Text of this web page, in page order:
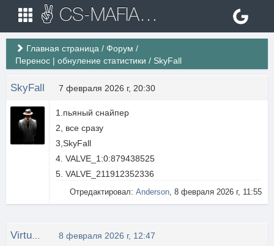
✌ CS-MAFIA.RU ✌ Игровые сервера Counter Strike 1.6
Главная страница / Форум /
Перенос | обнуление статистики / SkyFall
SkyFall 7 февраля 2026 г, 20:30
1.пьяный снайпер
2, все сразу
3,SkyFall
4. VALVE_1:0:879438525
5. VALVE_211912352336
Отредактировал: Anderson, 8 февраля 2026 г, 11:55
8 февраля 2026 г, 12:47